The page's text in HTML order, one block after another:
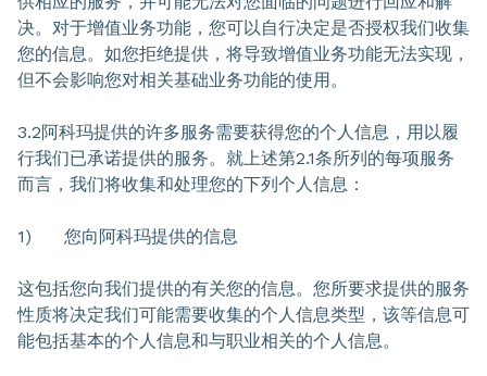
决。对于增值业务功能，您可以自行决定是否授权我们收集
您的信息。如您拒绝提供，将导致增值业务功能无法实现，
但不会影响您对相关基础业务功能的使用。
3.2阿科玛提供的许多服务需要获得您的个人信息，用以履
行我们已承诺提供的服务。就上述第2.1条所列的每项服务
而言，我们将收集和处理您的下列个人信息：
1) 您向阿科玛提供的信息
这包括您向我们提供的有关您的信息。您所要求提供的服务
性质将决定我们可能需要收集的个人信息类型，该等信息可
能包括基本的个人信息和与职业相关的个人信息。